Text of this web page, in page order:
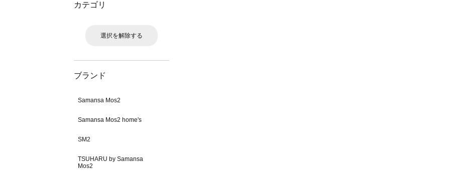
カテゴリ
選択を解除する
ブランド
Samansa Mos2
Samansa Mos2 home's
SM2
TSUHARU by Samansa
Mos2